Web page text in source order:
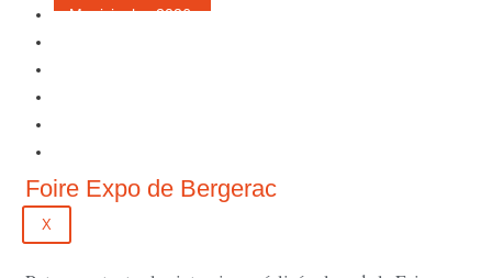
Municipales 2026
X
Foire Expo de Bergerac